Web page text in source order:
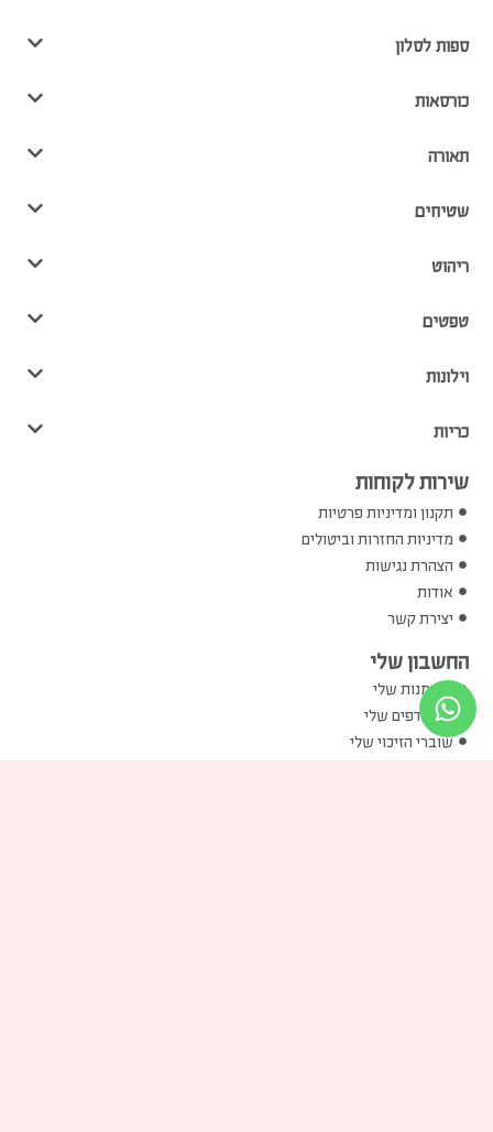
ספות לסלון
כורסאות
תאורה
שטיחים
ריהוט
טפטים
וילונות
כריות
שירות לקוחות
תקנון ומדיניות פרטיות
מדיניות החזרות וביטולים
הצהרת נגישות
אודות
יצירת קשר
החשבון שלי
ההזמנות שלי
המועדפים שלי
שוברי הזיכוי שלי